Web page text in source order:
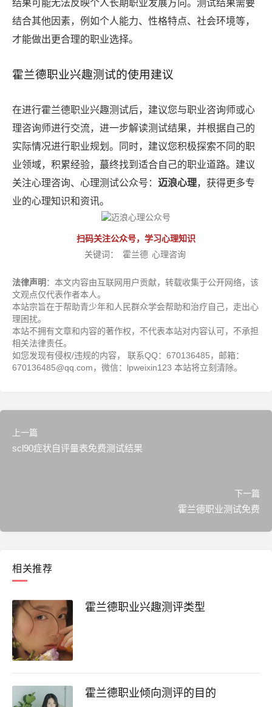
结果可能无法反映个人长期职业发展方向。测试结果需要
结合其他因素，例如个人能力、性格特点、社会环境等，
才能做出更合理的职业选择。
霍兰德职业兴趣测试的使用建议
在进行霍兰德职业兴趣测试后，建议您与职业咨询师或心
理咨询师进行交流，进一步解读测试结果，并根据自己的
实际情况进行职业规划。同时，建议您积极探索不同的职
业领域，积累经验，蕞终找到适合自己的职业道路。建议
关注心理咨询、心理测试公众号： 迈浪心理，获得更多专
业的心理知识和资讯。
扫码关注公众号，学习心理知识
关键词：
霍兰德 心理咨询
法律声明 ：本文内容由互联网用户贡献，转载收集于公开网络，该
文观点仅代表作者本人。
本站宗旨在于帮助青少年和人民群众学会帮助和治疗自己，走出心
理困扰。
本站不拥有文章和内容的著作权，不代表本站对内容认可，不承担
相关法律责任。
如您发现有侵权/违规的内容， 联系QQ：670136485，邮箱：
670136485@qq.com，微信：lpweixin123 本站将立刻清除。
上一篇
scl90症状自评量表免费测试结果
下一篇
霍兰德职业测试免费
相关推荐
霍兰德职业兴趣测评类型
霍兰德职业倾向测评的目的